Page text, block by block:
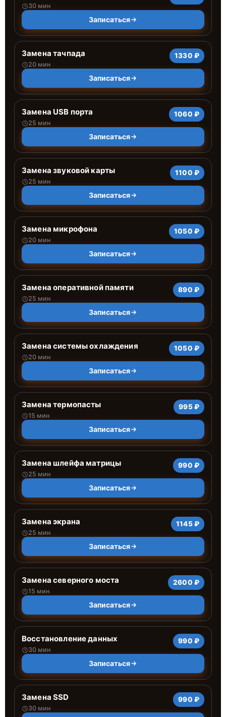
30 мин
Записаться
Замена тачпада
20 мин
1330 ₽
Записаться
Замена USB порта
25 мин
1060 ₽
Записаться
Замена звуковой карты
25 мин
1100 ₽
Записаться
Замена микрофона
20 мин
1050 ₽
Записаться
Замена оперативной памяти
25 мин
890 ₽
Записаться
Замена системы охлаждения
20 мин
1050 ₽
Записаться
Замена термопасты
15 мин
995 ₽
Записаться
Замена шлейфа матрицы
25 мин
990 ₽
Записаться
Замена экрана
25 мин
1145 ₽
Записаться
Замена северного моста
15 мин
2600 ₽
Записаться
Восстановление данных
30 мин
990 ₽
Записаться
Замена SSD
30 мин
990 ₽